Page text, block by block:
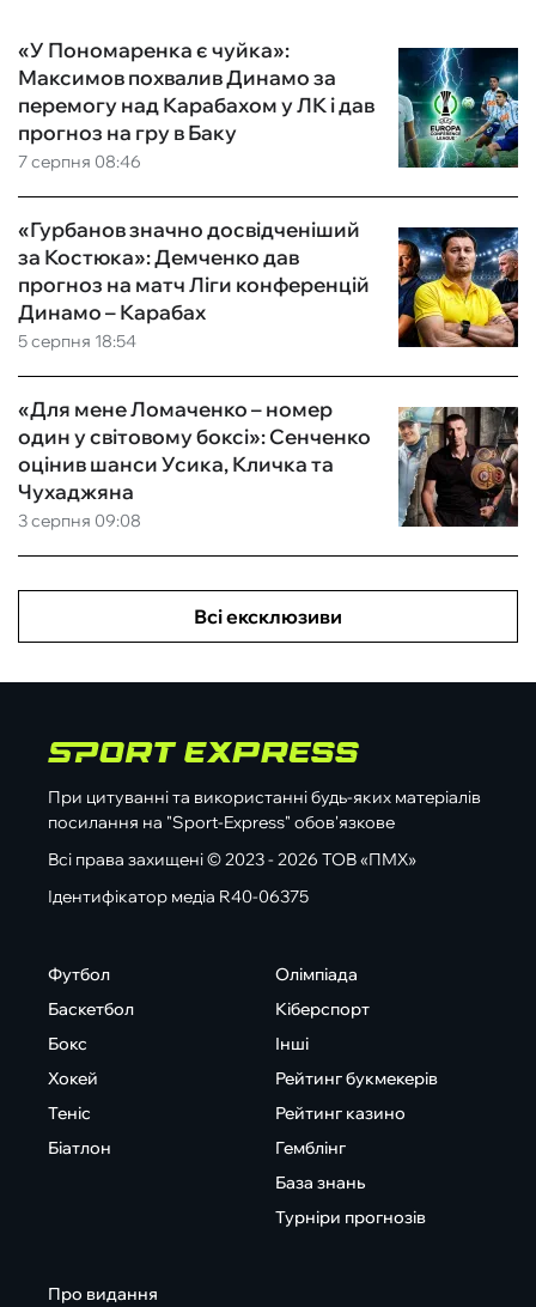
7 серпня 08:46
«У Пономаренка є чуйка»:
Максимов похвалив Динамо за
перемогу над Карабахом у ЛК і дав
прогноз на гру в Баку
5 серпня 18:54
«Гурбанов значно досвідченіший
за Костюка»: Демченко дав
прогноз на матч Ліги конференцій
Динамо – Карабах
3 серпня 09:08
«Для мене Ломаченко – номер
один у світовому боксі»: Сенченко
оцінив шанси Усика, Кличка та
Чухаджяна
Всі ексклюзиви
При цитуванні та використанні будь-яких матеріалів
посилання на "Sport-Express" обов'язкове
Всі права захищені © 2023 - 2026 ТОВ «ПМХ»
Ідентифікатор медіа R40-06375
Футбол
Баскетбол
Бокс
Хокей
Теніс
Біатлон
Олімпіада
Кіберспорт
Інші
Рейтинг букмекерів
Рейтинг казино
Гемблінг
База знань
Турніри прогнозів
Про видання